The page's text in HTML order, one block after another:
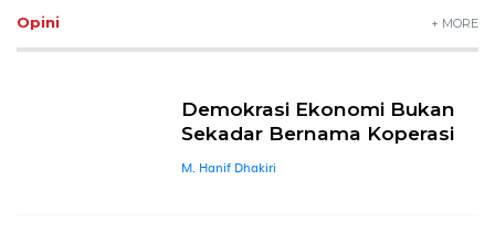
Opini + MORE
Demokrasi Ekonomi Bukan
Sekadar Bernama Koperasi
M. Hanif Dhakiri